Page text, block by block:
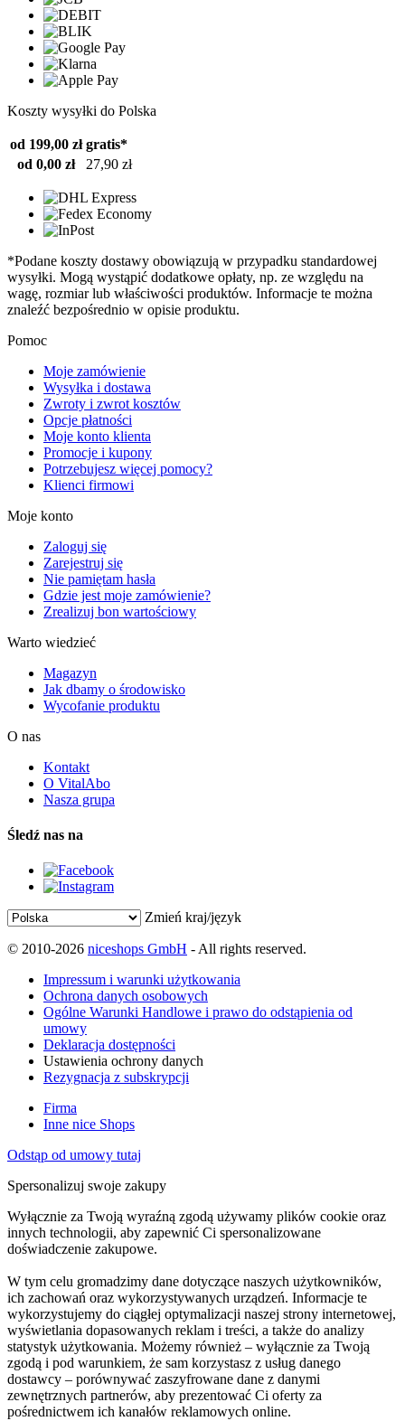
Koszty wysyłki do Polska
od 199,00 zł gratis*
od 0,00 zł
27,90 zł
*Podane koszty dostawy obowiązują w przypadku standardowej
wysyłki. Mogą wystąpić dodatkowe opłaty, np. ze względu na
wagę, rozmiar lub właściwości produktów. Informacje te można
znaleźć bezpośrednio w opisie produktu.
Pomoc
Moje zamówienie
Wysyłka i dostawa
Zwroty i zwrot kosztów
Opcje płatności
Moje konto klienta
Promocje i kupony
Potrzebujesz więcej pomocy?
Klienci firmowi
Moje konto
Zaloguj się
Zarejestruj się
Nie pamiętam hasła
Gdzie jest moje zamówienie?
Zrealizuj bon wartościowy
Warto wiedzieć
Magazyn
Jak dbamy o środowisko
Wycofanie produktu
O nas
Kontakt
O VitalAbo
Nasza grupa
Śledź nas na
Zmień kraj/język
© 2010-2026 niceshops GmbH - All rights reserved.
Impressum i warunki użytkowania
Ochrona danych osobowych
Ogólne Warunki Handlowe i prawo do odstąpienia od
umowy
Deklaracja dostępności
Ustawienia ochrony danych
Rezygnacja z subskrypcji
Firma
Inne nice Shops
Odstąp od umowy tutaj
Spersonalizuj swoje zakupy
Wyłącznie za Twoją wyraźną zgodą używamy plików cookie oraz
innych technologii, aby zapewnić Ci spersonalizowane
doświadczenie zakupowe.
W tym celu gromadzimy dane dotyczące naszych użytkowników,
ich zachowań oraz wykorzystywanych urządzeń. Informacje te
wykorzystujemy do ciągłej optymalizacji naszej strony internetowej,
wyświetlania dopasowanych reklam i treści, a także do analizy
statystyk użytkowania. Możemy również – wyłącznie za Twoją
zgodą i pod warunkiem, że sam korzystasz z usług danego
dostawcy – porównywać zaszyfrowane dane z danymi
zewnętrznych partnerów, aby prezentować Ci oferty za
pośrednictwem ich kanałów reklamowych online.